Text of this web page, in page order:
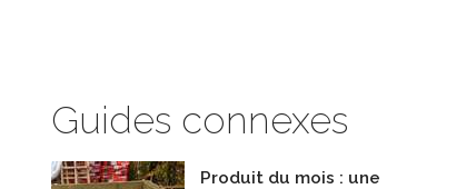
Guides connexes
Produit du mois : une